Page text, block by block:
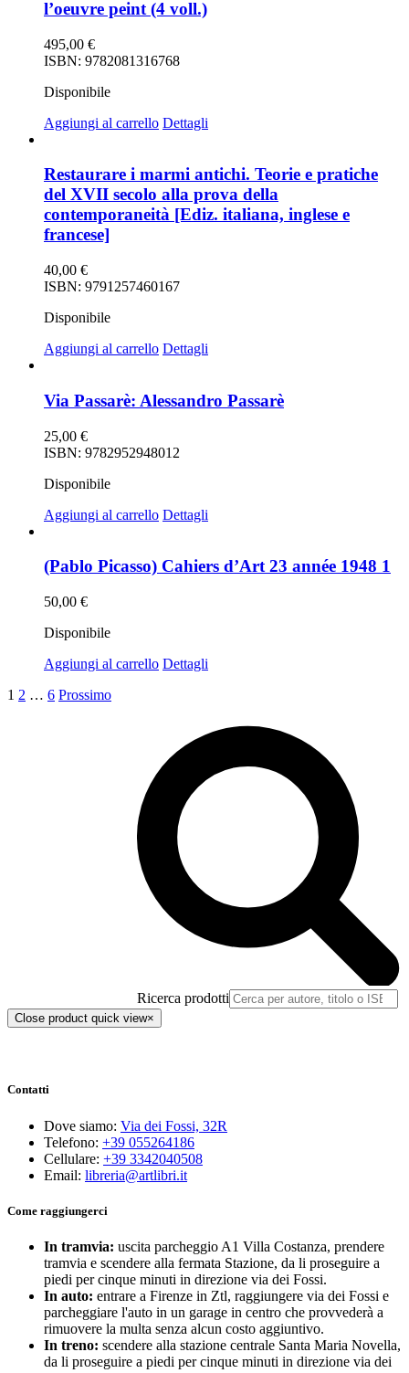
l’oeuvre peint (4 voll.)
495,00 €
ISBN: 9782081316768
Disponibile
Aggiungi al carrello Dettagli
Restaurare i marmi antichi. Teorie e pratiche
del XVII secolo alla prova della
contemporaneità [Ediz. italiana, inglese e
francese]
40,00 €
ISBN: 9791257460167
Disponibile
Aggiungi al carrello Dettagli
Via Passarè: Alessandro Passarè
25,00 €
ISBN: 9782952948012
Disponibile
Aggiungi al carrello Dettagli
(Pablo Picasso) Cahiers d’Art 23 année 1948 1
50,00 €
Disponibile
Aggiungi al carrello Dettagli
1 2 … 6 Prossimo
Ricerca prodotti
Close product quick view×
Contatti
Dove siamo: Via dei Fossi, 32R
Telefono: +39 055264186
Cellulare: +39 3342040508
Email: libreria@artlibri.it
Come raggiungerci
In tramvia: uscita parcheggio A1 Villa Costanza, prendere
tramvia e scendere alla fermata Stazione, da li proseguire a
piedi per cinque minuti in direzione via dei Fossi.
In auto: entrare a Firenze in Ztl, raggiungere via dei Fossi e
parcheggiare l'auto in un garage in centro che provvederà a
rimuovere la multa senza alcun costo aggiuntivo.
In treno: scendere alla stazione centrale Santa Maria Novella,
da li proseguire a piedi per cinque minuti in direzione via dei